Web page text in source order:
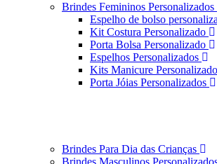
Brindes Femininos Personalizados
Espelho de bolso
Kit Costura Personalizado
Porta Bolsa Personalizado
Espelhos Personalizados
Kits Manicure
Porta Jóias Personalizados
Brindes Para Dia das Crianças
Brindes Masculinos